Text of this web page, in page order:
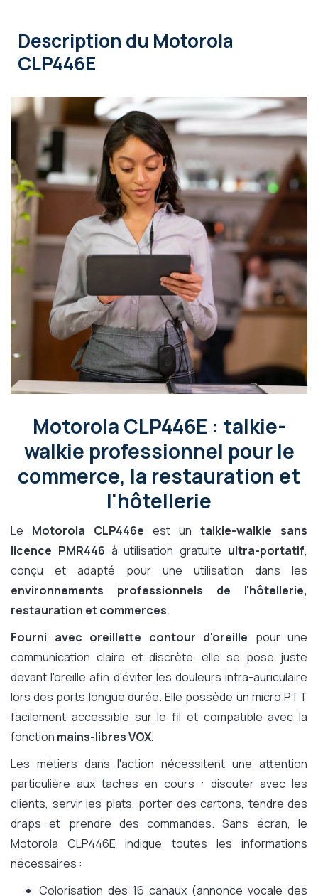
Description du Motorola
CLP446E
Motorola CLP446E : talkie-
walkie professionnel pour le
commerce, la restauration et
l'hôtellerie
Le Motorola CLP446e est un talkie-walkie sans
licence PMR446 à utilisation gratuite ultra-portatif,
conçu et adapté pour une utilisation dans les
environnements professionnels de l'hôtellerie,
restauration et commerces.
Fourni avec oreillette contour d'oreille pour une
communication claire et discrète, elle se pose juste
devant l'oreille afin d'éviter les douleurs intra-auriculaire
lors des ports longue durée. Elle possède un micro PTT
facilement accessible sur le fil et compatible avec la
fonction mains-libres VOX.
Les métiers dans l'action nécessitent une attention
particulière aux taches en cours : discuter avec les
clients, servir les plats, porter des cartons, tendre des
draps et prendre des commandes. Sans écran, le
Motorola CLP446E indique toutes les informations
nécessaires :
Colorisation des 16 canaux (annonce vocale des